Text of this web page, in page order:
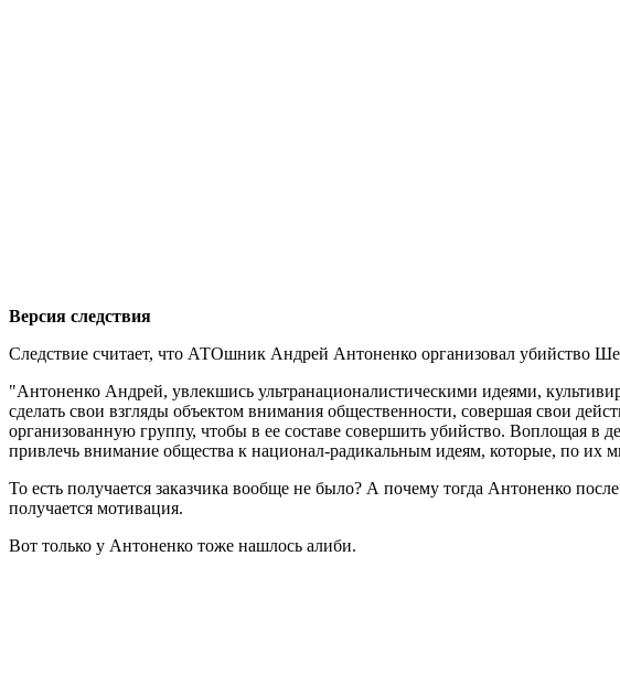
Версия следствия
Следствие считает, что АТОшник Андрей Антоненко организовал убийство
"Антоненко Андрей, увлекшись ультранационалистическими идеями,
сделать свои взгляды объектом внимания общественности, совершая свои
организованную группу, чтобы в ее составе совершить убийство. Воплощая
привлечь внимание общества к национал-радикальным идеям, которые, по их
То есть получается заказчика вообще не было? А почему тогда Антоненко
получается мотивация.
Вот только у Антоненко тоже нашлось алиби.